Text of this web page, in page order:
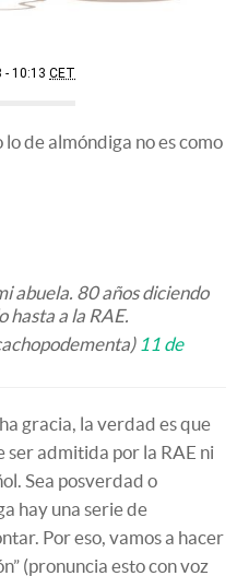
- 10:13 CET
de almóndiga no es como
abuela. 80 años diciendo
hasta a la RAE.
11 de
gracia, la verdad es que
ser admitida por la RAE ni
Sea posverdad o
hay una serie de
Por eso, vamos a hacer
(pronuncia esto con voz